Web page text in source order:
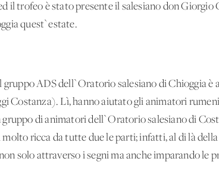
il trofeo è stato presente il salesiano don Giorgio
quest`estate.
ADS dell`Oratorio salesiano di Chioggia è
Costanza). Lì, hanno aiutato gli animatori
di animatori dell`Oratorio salesiano di
ricca da tutte due le parti; infatti, al di là
solo attraverso i segni ma anche imparando le